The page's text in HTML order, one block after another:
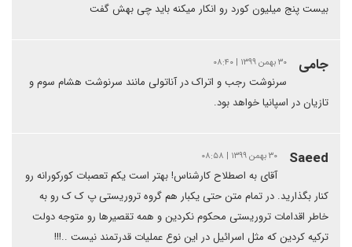
بیست پنج میلیون کورد رو انکار میکنه باید چی بهش گفت
جامی ۳۰ بهمن ۱۳۹۹ | ۰۸:۴۰
سرنوشت رجب و اتراک در آناتولی مانند سرنوشت هشام سوم و
تازیان در اسپانیا خواهد بود.
Saeed ۳۰ بهمن ۱۳۹۹ | ۰۸:۵۸
آقای به اصطلاح کارشناس! بهتر است یکم تعصبات کورکورانه رو
کنار بگذارید. در تمام متن حتی یکبار هم گروه تروریستی پ ک ک رو به
خاطر اقدامات تروریستی محکوم نکردین و همه تقصیرها رو متوجه دولت
ترکیه کردین که مثل اسرائیل در این نوع عملیات قدرتمند نیست ..!!!